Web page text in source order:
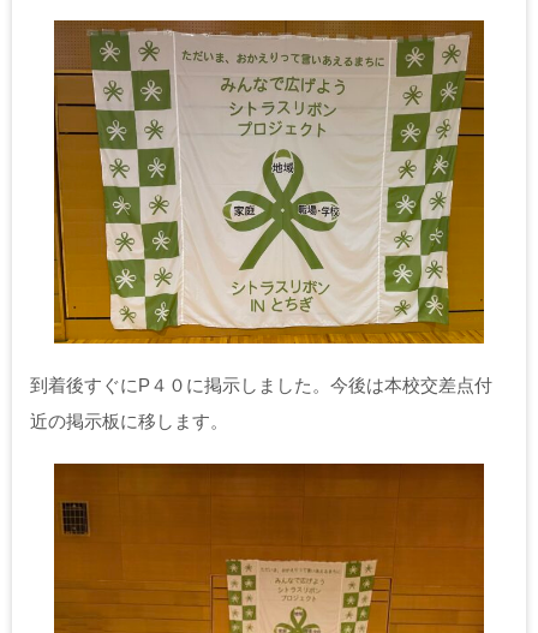
到着後すぐにP４０に掲示しました。今後は本校交差点付
近の掲示板に移します。